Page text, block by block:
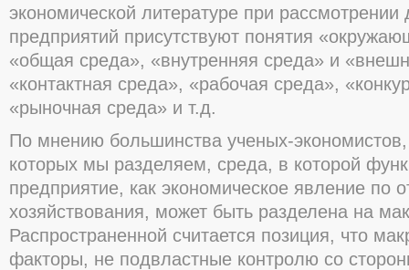
экономической литературе при рассмотрении
предприятий присутствуют понятия
«общая среда», «внутренняя среда» и
«контактная среда», «рабочая среда»,
«рыночная среда» и т.д.
По мнению большинства ученых-экономистов,
которых мы разделяем, среда, в которой
предприятие, как экономическое явление по
хозяйствования, может быть разделена на
Распространенной считается позиция, что
факторы, не подвластные контролю со